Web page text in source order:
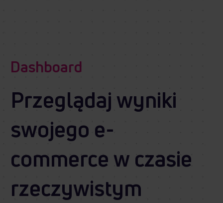
Dashboard
Przeglądaj wyniki
swojego e-
commerce w czasie
rzeczywistym